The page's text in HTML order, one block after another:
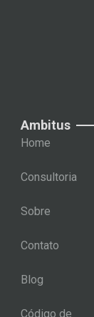
Ambitus
Home
Consultoria
Sobre
Contato
Blog
Código de